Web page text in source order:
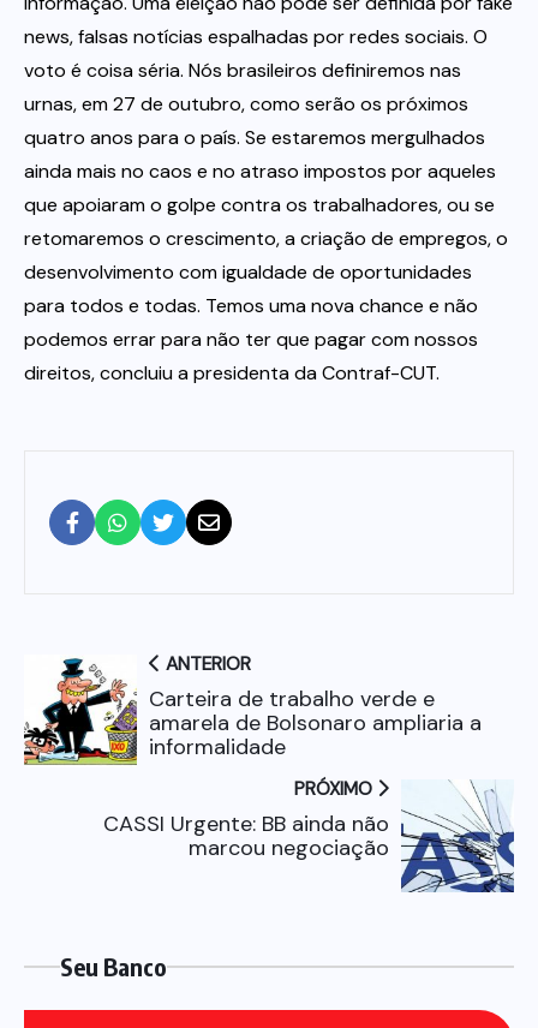
news, falsas notícias espalhadas por redes sociais. O
voto é coisa séria. Nós brasileiros definiremos nas
urnas, em 27 de outubro, como serão os próximos
quatro anos para o país. Se estaremos mergulhados
ainda mais no caos e no atraso impostos por aqueles
que apoiaram o golpe contra os trabalhadores, ou se
retomaremos o crescimento, a criação de empregos, o
desenvolvimento com igualdade de oportunidades
para todos e todas. Temos uma nova chance e não
podemos errar para não ter que pagar com nossos
direitos, concluiu a presidenta da Contraf-CUT.
ANTERIOR
Carteira de trabalho verde e
amarela de Bolsonaro ampliaria a
informalidade
PRÓXIMO
CASSI Urgente: BB ainda não
marcou negociação
Seu Banco